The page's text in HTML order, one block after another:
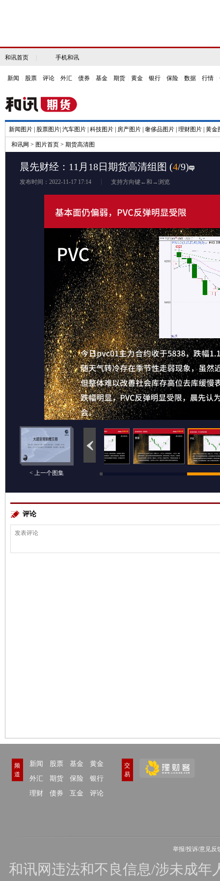
和讯首页 手机和讯
新闻 股票 评论 外汇 债券 基金 期货 黄金 银行 保险 数据 行情
新闻图片 股票图片 汽车图片 科技图片 房产图片 奢侈品图片 理财图片 黄金
和讯网 > 图片首页 > 期货高清图
晨先财经：11月18日期货高清组图 (4/9)
发布时间：2022-11-17 17:14 支持方向键←和→浏览
< 上一个图集
评论
频
道
新闻 股票 基金
黄金
外汇
期货 保险
银行
理财
债券 互金 评论
交
易
举报/投诉/意见反
和讯网违法和不良信息/涉未成年